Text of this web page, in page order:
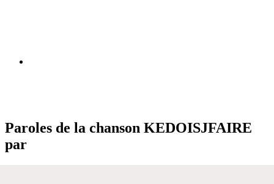
Paroles de la chanson KEDOISJFAIRE
par